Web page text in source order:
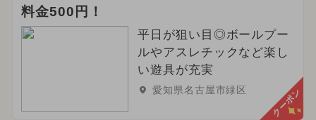
料金500円！
平日が狙い目◎ボールプー
ルやアスレチックなど楽し
い遊具が充実
愛知県名古屋市緑区 クーポン